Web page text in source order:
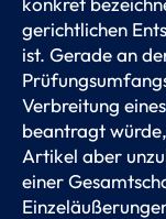
gerichtlichen
ist. Gerade an
Verbreitung
beantragt
Artikel aber
einer